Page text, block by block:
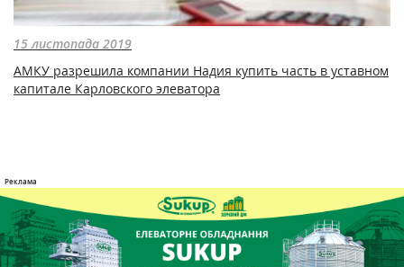
15 листопада 2019
АМКУ разрешила компании Надия купить часть в уставном
капитале Карловского элеватора